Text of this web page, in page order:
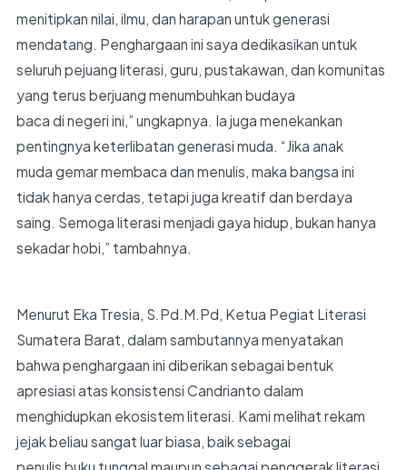
menitipkan nilai, ilmu, dan harapan untuk generasi
mendatang. Penghargaan ini saya dedikasikan untuk
seluruh pejuang literasi, guru, pustakawan, dan komunitas
yang terus berjuang menumbuhkan budaya
baca di negeri ini,” ungkapnya. Ia juga menekankan
pentingnya keterlibatan generasi muda. “Jika anak
muda gemar membaca dan menulis, maka bangsa ini
tidak hanya cerdas, tetapi juga kreatif dan berdaya
saing. Semoga literasi menjadi gaya hidup, bukan hanya
sekadar hobi,” tambahnya.
Menurut Eka Tresia, S.Pd.M.Pd, Ketua Pegiat Literasi
Sumatera Barat, dalam sambutannya menyatakan
bahwa penghargaan ini diberikan sebagai bentuk
apresiasi atas konsistensi Candrianto dalam
menghidupkan ekosistem literasi. Kami melihat rekam
jejak beliau sangat luar biasa, baik sebagai
penulis buku tunggal maupun sebagai penggerak literasi